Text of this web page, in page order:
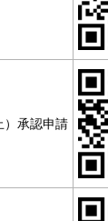
）承認申請